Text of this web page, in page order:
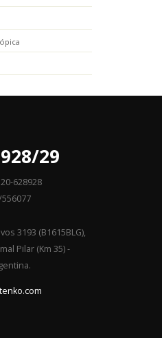
29
628928
3193 (B1615BLG),
Pilar (Km 35) -